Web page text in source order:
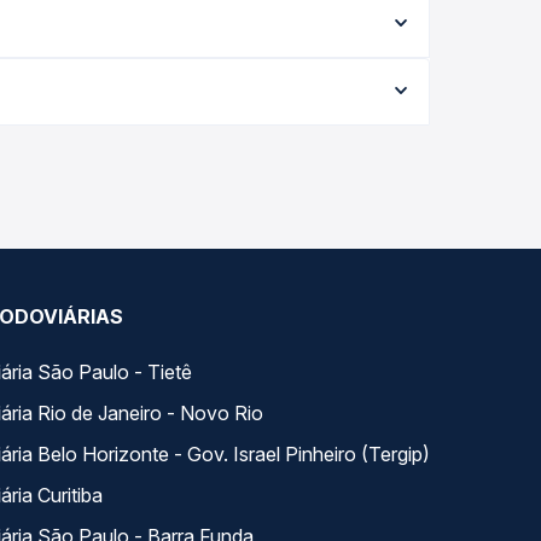
data desejada.
oferta para o seu roteiro.
São Paulo - Tietê
Rio de Janeiro - Novo Rio
Belo Horizonte - Gov. Israel Pinheiro (Tergip)
Curitiba
São Paulo - Barra Funda